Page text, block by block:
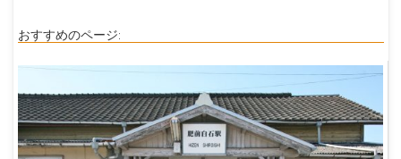
おすすめのページ: